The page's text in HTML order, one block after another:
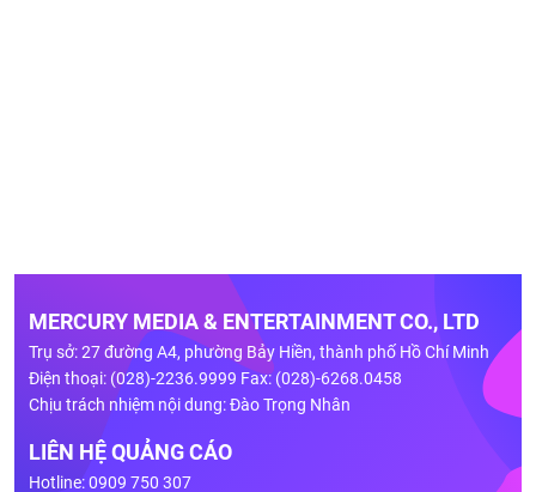
MERCURY MEDIA & ENTERTAINMENT CO., LTD
Trụ sở: 27 đường A4, phường Bảy Hiền, thành phố Hồ Chí Minh
Điện thoại: (028)-2236.9999 Fax: (028)-6268.0458
Chịu trách nhiệm nội dung: Đào Trọng Nhân
LIÊN HỆ QUẢNG CÁO
Hotline: 0909 750 307